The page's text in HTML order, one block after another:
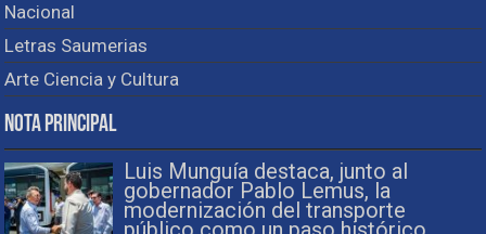
Nacional
Letras Saumerias
Arte Ciencia y Cultura
Nota Principal
Luis Munguía destaca, junto al
gobernador Pablo Lemus, la
modernización del transporte